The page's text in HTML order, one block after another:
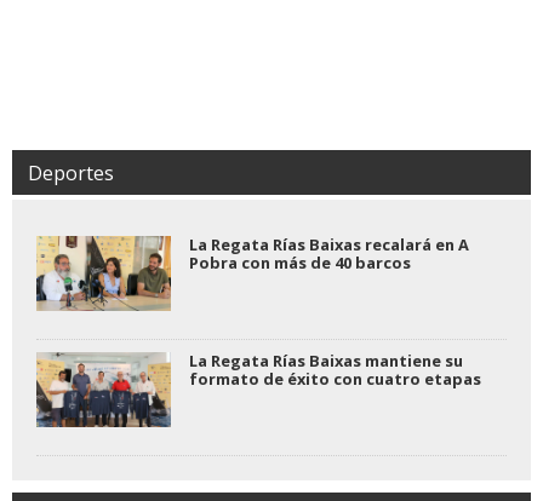
Deportes
La Regata Rías Baixas recalará en A
Pobra con más de 40 barcos
La Regata Rías Baixas mantiene su
formato de éxito con cuatro etapas